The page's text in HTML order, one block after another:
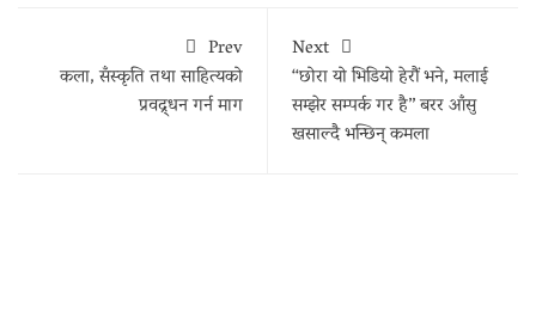
Prev
कला, सँस्कृति तथा साहित्यको
प्रवद्र्धन गर्न माग
Next
“छोरा यो भिडियो हेरौं भने, मलाई
सम्झेर सम्पर्क गर है” बरर आँसु
खसाल्दै भन्छिन् कमला